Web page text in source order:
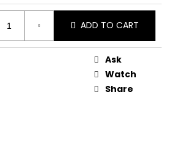
ADD TO CART
Ask
Watch
Share